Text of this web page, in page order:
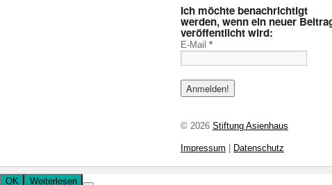
Ich möchte benachrichtigt
werden, wenn ein neuer
veröffentlicht wird:
E-Mail *
© 2026 Stiftung Asienhaus
Impressum Datenschutz
OK Weiterlesen